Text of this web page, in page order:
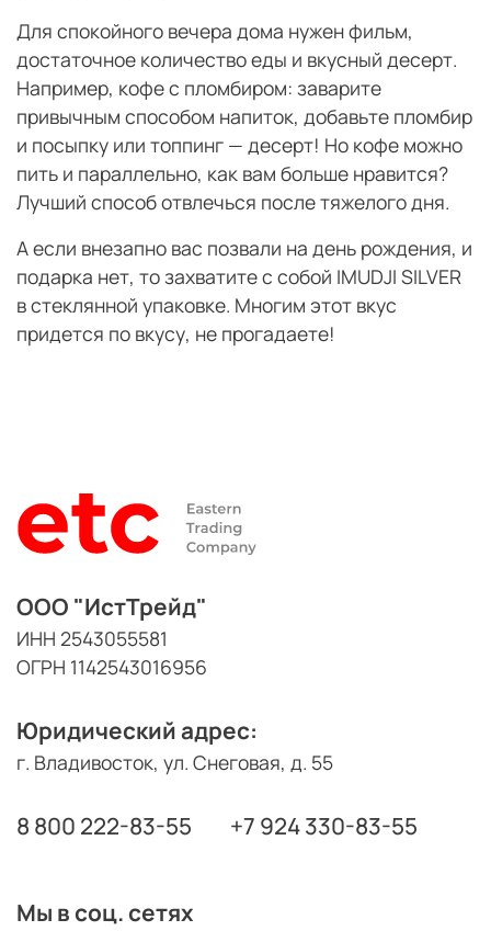
Для спокойного вечера дома нужен фильм,
достаточное количество еды и вкусный десерт.
Например, кофе с пломбиром: заварите
привычным способом напиток, добавьте пломбир
и посыпку или топпинг — десерт! Но кофе можно
пить и параллельно, как вам больше нравится?
Лучший способ отвлечься после тяжелого дня.
А если внезапно вас позвали на день рождения, и
подарка нет, то захватите с собой IMUDJI SILVER
в стеклянной упаковке. Многим этот вкус
придется по вкусу, не прогадаете!
ООО "ИстТрейд"
ИНН 2543055581
ОГРН 1142543016956
Юридический адрес:
г. Владивосток, ул. Снеговая, д. 55
8 800 222-83-55 +7 924 330-83-55
Мы в соц. сетях